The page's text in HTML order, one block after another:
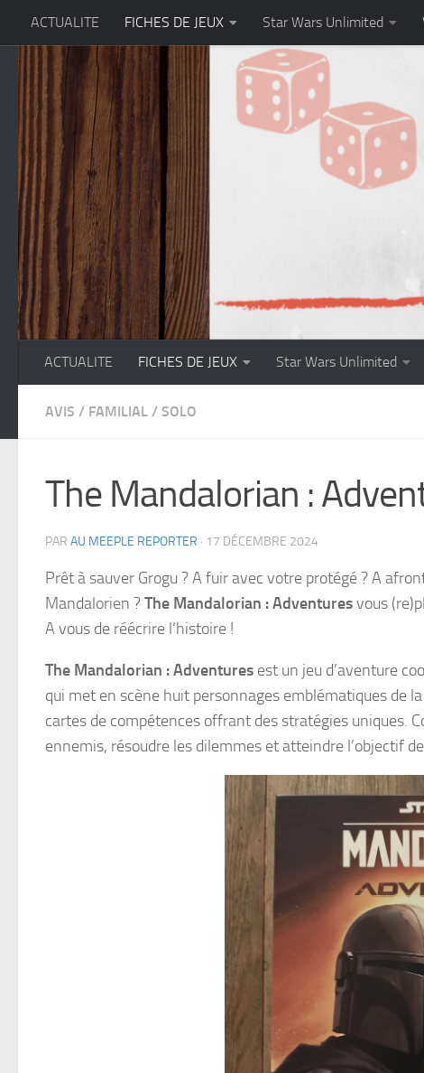
Skip to content
ACTUALITE FICHES DE JEUX Star Wars Unlimited
ACTUALITE FICHES DE JEUX Star Wars Unlimited
AVIS / FAMILIAL / SOLO
The Mandalorian :
PAR AU MEEPLE REPORTER · 17 DÉCEMBRE 2024
Prêt à sauver Grogu ? A fuir avec votre protégé ? A
Mandalorien ?The Mandalorian : Adventuresvous
A vous de réécrire l’histoire !
The Mandalorian : Adventures est un jeu d’aventure
qui met en scène huit personnages emblématiques de
cartes de compétences offrant des stratégies uniques.
ennemis, résoudre les dilemmes et atteindre l’objectif